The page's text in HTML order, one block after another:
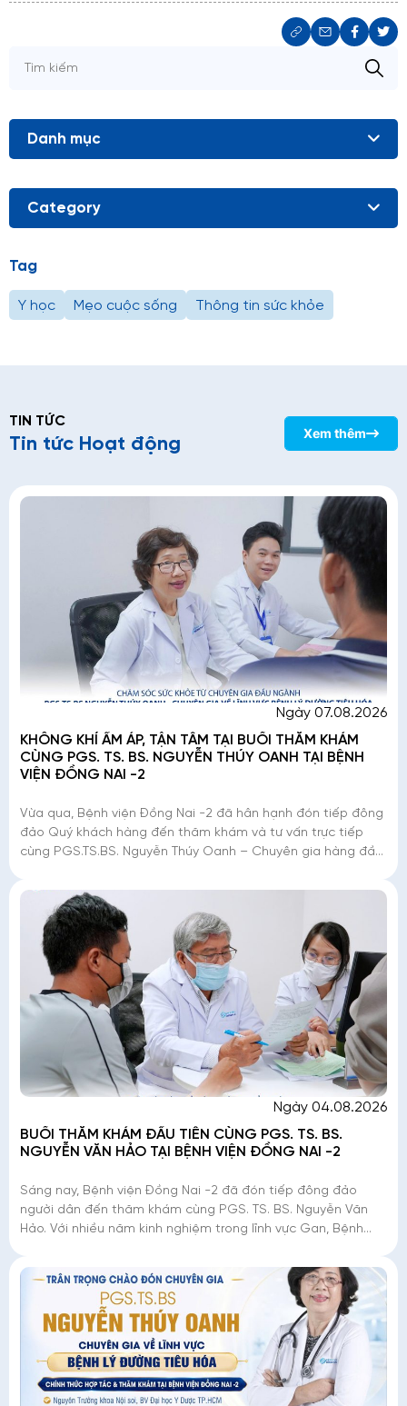
Danh mục
Category
Tag
Y học Mẹo cuộc sống Thông tin sức khỏe
TIN TỨC
Tin tức Hoạt động
Xem thêm
Ngày 07.08.2026
KHÔNG KHÍ ẤM ÁP, TẬN TÂM TẠI BUỔI THĂM KHÁM
CÙNG PGS. TS. BS. NGUYỄN THÚY OANH TẠI BỆNH
VIỆN ĐỒNG NAI -2
Vừa qua, Bệnh viện Đồng Nai -2 đã hân hạnh đón tiếp đông
đảo Quý khách hàng đến thăm khám và tư vấn trực tiếp
cùng PGS.TS.BS. Nguyễn Thúy Oanh – Chuyên gia hàng đầu
Ngày 04.08.2026
BUỔI THĂM KHÁM ĐẦU TIÊN CÙNG PGS. TS. BS.
NGUYỄN VĂN HẢO TẠI BỆNH VIỆN ĐỒNG NAI -2
Sáng nay, Bệnh viện Đồng Nai -2 đã đón tiếp đông đảo
người dân đến thăm khám cùng PGS. TS. BS. Nguyễn Văn
Hảo. Với nhiều năm kinh nghiệm trong lĩnh vực Gan, Bệnh